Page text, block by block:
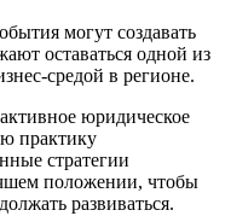
могут создавать
оставаться одной из
средой в регионе.
юридическое
практику
стратегии
положении, чтобы
развиваться.